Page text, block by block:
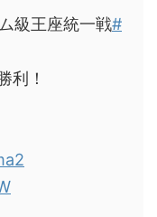
級王座統一戦#
利！